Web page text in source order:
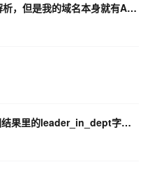
配置CDN的时候需要配置CNAME解析，但是我的域名本身就有A类解析，解析记录冲突怎么办？
在钉钉中查询用户详情的API，返回结果里的leader_in_dept字段，该如何正确解析呢？